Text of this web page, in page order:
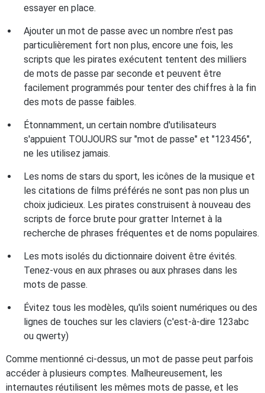
essayer en place.
Ajouter un mot de passe avec un nombre n'est pas
particulièrement fort non plus, encore une fois, les
scripts que les pirates exécutent tentent des milliers
de mots de passe par seconde et peuvent être
facilement programmés pour tenter des chiffres à la fin
des mots de passe faibles.
Étonnamment, un certain nombre d'utilisateurs
s'appuient TOUJOURS sur "mot de passe" et "123456",
ne les utilisez jamais.
Les noms de stars du sport, les icônes de la musique et
les citations de films préférés ne sont pas non plus un
choix judicieux. Les pirates construisent à nouveau des
scripts de force brute pour gratter Internet à la
recherche de phrases fréquentes et de noms populaires.
Les mots isolés du dictionnaire doivent être évités.
Tenez-vous en aux phrases ou aux phrases dans les
mots de passe.
Évitez tous les modèles, qu'ils soient numériques ou des
lignes de touches sur les claviers (c'est-à-dire 123abc
ou qwerty)
Comme mentionné ci-dessus, un mot de passe peut parfois
accéder à plusieurs comptes. Malheureusement, les
internautes réutilisent les mêmes mots de passe, et les